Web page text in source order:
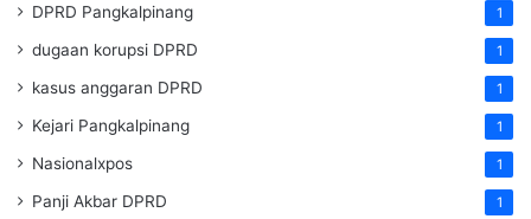
DPRD Pangkalpinang 1
dugaan korupsi DPRD 1
kasus anggaran DPRD 1
Kejari Pangkalpinang 1
Nasionalxpos 1
Panji Akbar DPRD 1